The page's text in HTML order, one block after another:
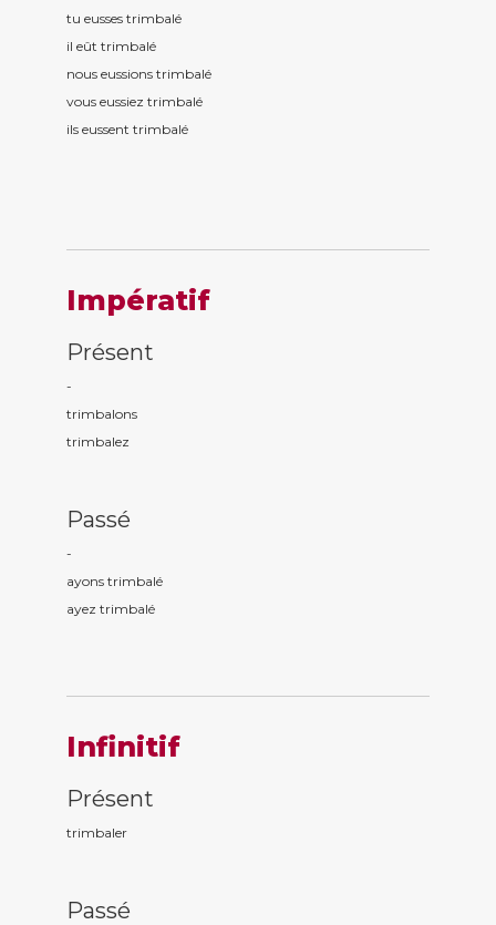
tu eusses trimbalé
il eût trimbalé
nous eussions trimbalé
vous eussiez trimbalé
ils eussent trimbalé
Impératif
Présent
-
trimbalons
trimbalez
Passé
-
ayons trimbalé
ayez trimbalé
Infinitif
Présent
trimbaler
Passé